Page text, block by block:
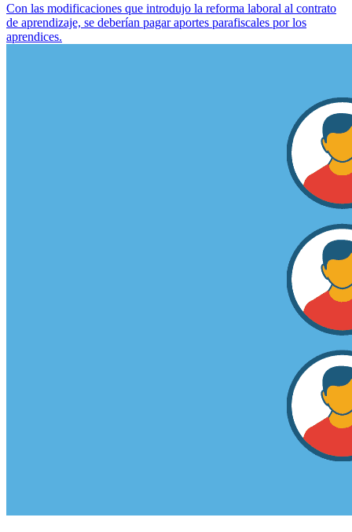
Con las modificaciones que introdujo la reforma laboral al contrato
de aprendizaje, se deberían pagar aportes parafiscales por los
aprendices.